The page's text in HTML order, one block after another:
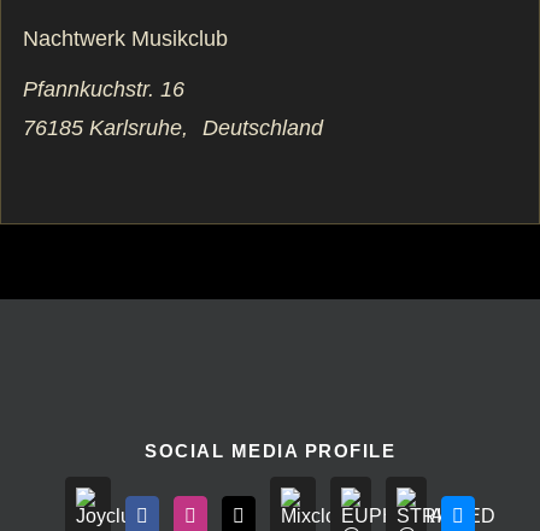
Nachtwerk Musikclub
Pfannkuchstr. 16
76185 Karlsruhe, Deutschland
SOCIAL MEDIA PROFILE